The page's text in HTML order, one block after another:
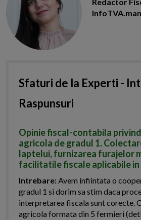
Sfaturi de la Experti -
Raspunsuri
Opinie fiscal-contabila
agricola de gradul 1.
laptelui, furnizarea furajelor
facilitatile fiscale aplicabile in
Intrebare:Avem infiintata o
gradul 1 si dorim sa stim daca
interpretarea fiscala sunt corecte.
agricola formata din 5 fermieri